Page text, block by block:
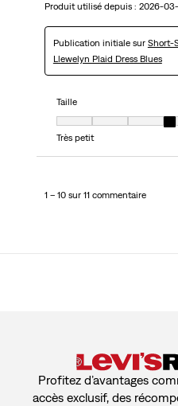
Produit utilisé depuis : 2026-
Publication initiale sur Short-
Llewelyn Plaid Dress Blues
Taille
Taille, 4 sur 7, où 1 est égal à
Très petit
1 – 10 sur 11 commentaire
Profitez d’avantages
accès exclusif, des